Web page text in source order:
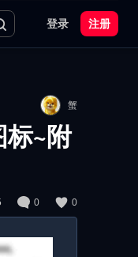
登录 注册
蟹
~附
0 0